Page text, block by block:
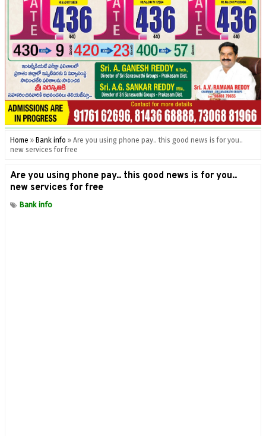
Home » Bank info » Are you using phone pay.. this good news is for you..
new services for free
Are you using phone pay.. this good news is for you..
new services for free
Bank info